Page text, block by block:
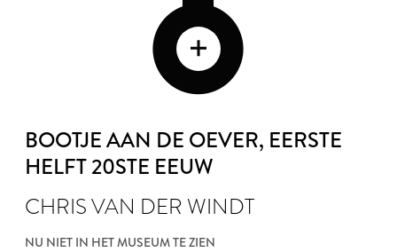
BOOTJE AAN DE OEVER, EERSTE
HELFT 20STE EEUW
CHRIS VAN DER WINDT
NU NIET IN HET MUSEUM TE ZIEN